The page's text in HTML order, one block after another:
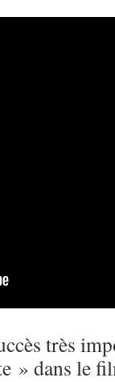
très
» dans le